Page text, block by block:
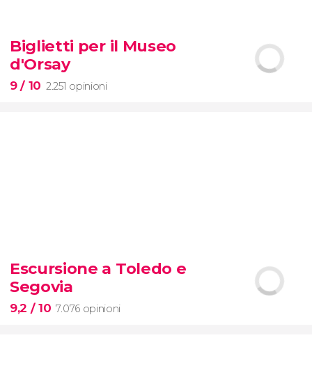
Musei Vaticani
Basilica
Biglietti per il Museo
d'Orsay
9/ 10 2.251 opinioni
biglietti per il Museo d'Orsay
Escursione a Toledo e
Segovia
9,2 / 10 7.076 opinioni